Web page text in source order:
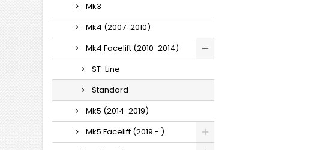
Mk3
Mk4 (2007-2010)
Mk4 Facelift (2010-2014)
ST-Line
Standard
Mk5 (2014-2019)
Mk5 Facelift (2019 - )